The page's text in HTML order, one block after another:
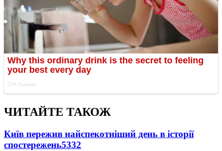
ЧИТАЙТЕ ТАКОЖ
Київ пережив найспекотніший день в історії
спостережень5332